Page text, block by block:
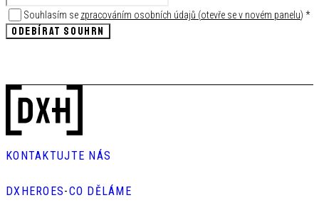
Souhlasím se zpracováním osobních údajů (otevře se v novém panelu) *
ODEBÍRAT SOUHRN
KONTAKTUJTE NÁS
DXHEROES-CO DĚLÁME